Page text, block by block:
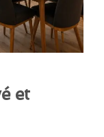
et